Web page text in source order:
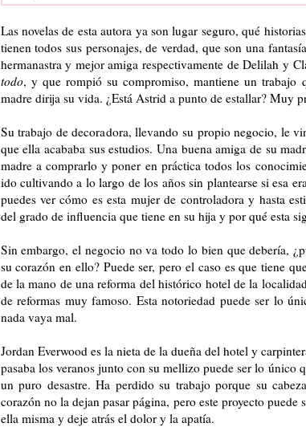
Las novelas de esta autora ya son lugar seguro, qué
tienen todos sus personajes, de verdad, que son una
hermanastra y mejor amiga respectivamente de Delilah y
todo, y que rompió su compromiso, mantiene un trabajo
madre dirija su vida. ¿Está Astrid a punto de estallar? Muy
Su trabajo de decoradora, llevando su propio negocio, le
que ella acababa sus estudios. Una buena amiga de su
madre a comprarlo y poner en práctica todos los
ido cultivando a lo largo de los años sin plantearse si esa
puedes ver cómo es esta mujer de controladora y hasta
del grado de influencia que tiene en su hija y por qué esta
Sin embargo, el negocio no va todo lo bien que debería,
su corazón en ello? Puede ser, pero el caso es que tiene
de la mano de una reforma del histórico hotel de la
de reformas muy famoso. Esta notoriedad puede ser lo
nada vaya mal.
Jordan Everwood es la nieta de la dueña del hotel y
pasaba los veranos junto con su mellizo puede ser lo único
un puro desastre. Ha perdido su trabajo porque su
corazón no la dejan pasar página, pero este proyecto
ella misma y deje atrás el dolor y la apatía.